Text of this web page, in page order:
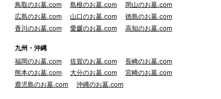
鳥取のお墓.com
島根のお墓.com
岡山のお墓.com
広島のお墓.com
山口のお墓.com
徳島のお墓.com
香川のお墓.com
愛媛のお墓.com 高知のお墓.com
九州・沖縄
福岡のお墓.com
佐賀のお墓.com
長崎のお墓.com
熊本のお墓.com
大分のお墓.com
宮崎のお墓.com
鹿児島のお墓.com
沖縄のお墓.com